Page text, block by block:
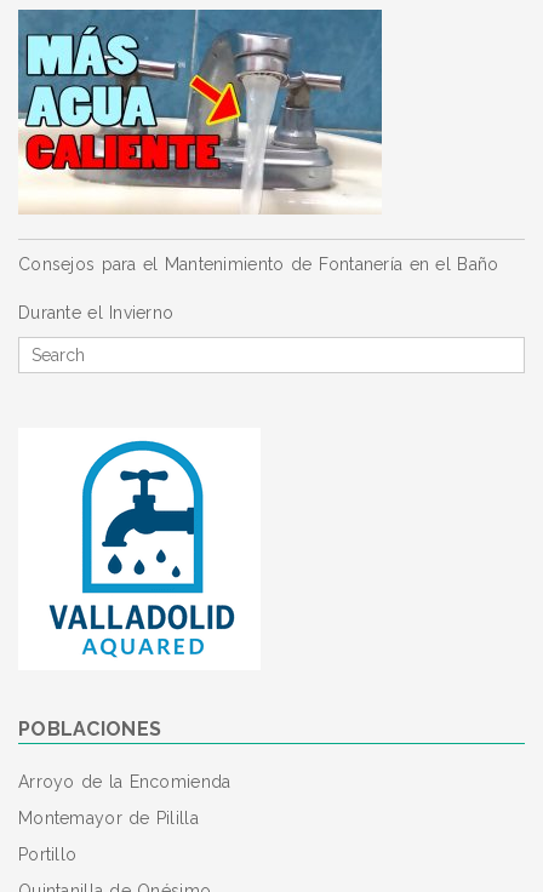
Navegación
de
entradas
Consejos para el Mantenimiento de Fontanería en el Baño
Durante el Invierno
Search
for
POBLACIONES
Arroyo de la Encomienda
Montemayor de Pililla
Portillo